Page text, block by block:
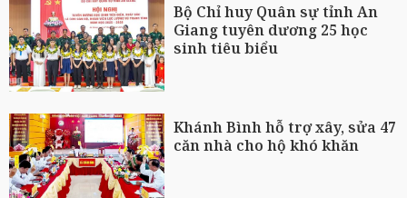
Bộ Chỉ huy Quân sự tỉnh An
Giang tuyên dương 25 học
sinh tiêu biểu
Khánh Bình hỗ trợ xây, sửa 47
căn nhà cho hộ khó khăn